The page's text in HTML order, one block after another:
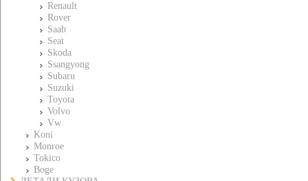
Renault
Rover
Saab
Seat
Skoda
Ssangyong
Subaru
Suzuki
Toyota
Volvo
Vw
Koni
Monroe
Tokico
Boge